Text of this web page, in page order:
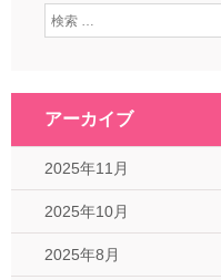
アーカイブ
2025年11月
2025年10月
2025年8月